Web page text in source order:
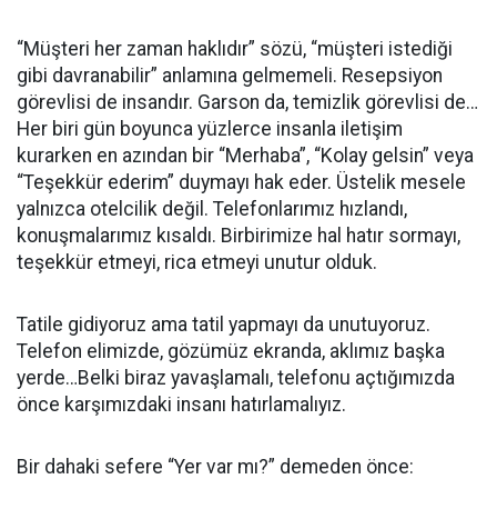
“Müşteri her zaman haklıdır” sözü, “müşteri istediği
gibi davranabilir” anlamına gelmemeli. Resepsiyon
görevlisi de insandır. Garson da, temizlik görevlisi de…
Her biri gün boyunca yüzlerce insanla iletişim
kurarken en azından bir “Merhaba”, “Kolay gelsin” veya
“Teşekkür ederim” duymayı hak eder. Üstelik mesele
yalnızca otelcilik değil. Telefonlarımız hızlandı,
konuşmalarımız kısaldı. Birbirimize hal hatır sormayı,
teşekkür etmeyi, rica etmeyi unutur olduk.
Tatile gidiyoruz ama tatil yapmayı da unutuyoruz.
Telefon elimizde, gözümüz ekranda, aklımız başka
yerde…Belki biraz yavaşlamalı, telefonu açtığımızda
önce karşımızdaki insanı hatırlamalıyız.
Bir dahaki sefere “Yer var mı?” demeden önce: